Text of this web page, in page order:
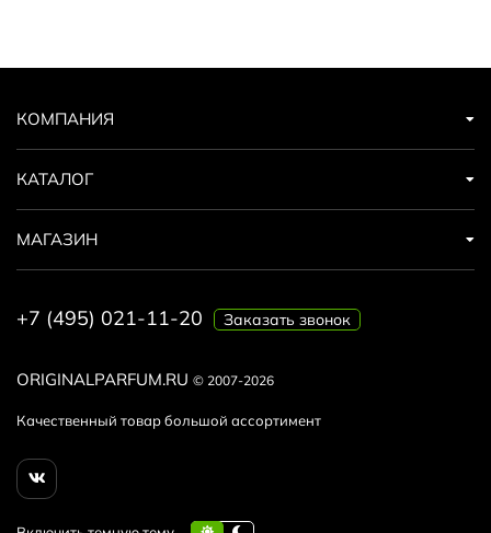
ORIGINALPARFUM.RU © 2007-2026
Качественный товар большой ассортимент
КОМПАНИЯ
КАТАЛОГ
МАГАЗИН
+7 (495) 021-11-20 Заказать звонок